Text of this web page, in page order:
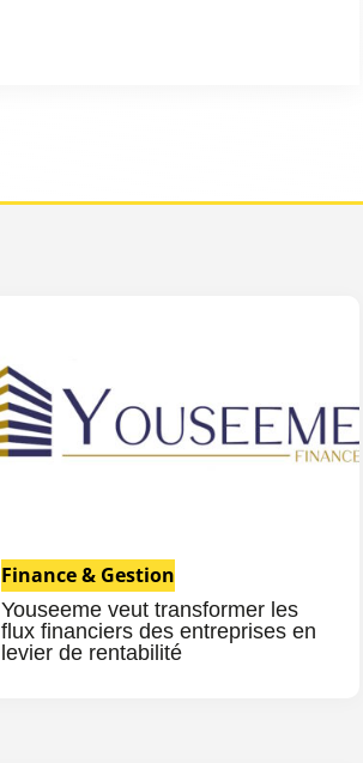
Youseeme veut transformer les
flux financiers des entreprises en
levier de rentabilité
Finance & Gestion